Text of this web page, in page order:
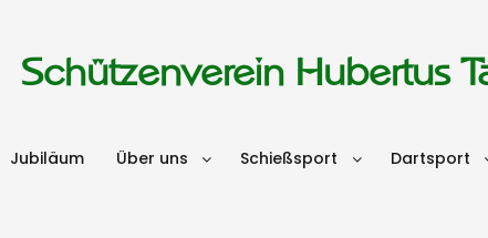
Schützenverein Hubertus
Jubiläum Über uns Schießsport Dartsport